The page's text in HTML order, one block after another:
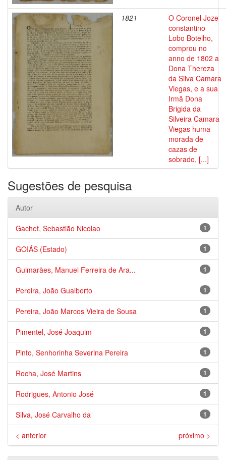
1821
O Coronel Joze
constantino
Lobo Botelho,
comprou no
anno de 1802 a
Dona Thereza
da Silva Camara
Viegas, e a sua
Irmã Dona
Brigida da
Silveira Camara
Viegas huma
morada de
cazas de
sobrado, [...]
Sugestões de pesquisa
Autor
1
Gachet, Sebastião Nicolao
1
GOIÁS (Estado)
1
Guimarães, Manuel Ferreira de Ara...
1
Pereira, João Gualberto
1
Pereira, João Marcos Vieira de Sousa
1
Pimentel, José Joaquim
1
Pinto, Senhorinha Severina Pereira
1
Rocha, José Martins
1
Rodrigues, Antonio José
1
Silva, José Carvalho da
< anterior próximo >